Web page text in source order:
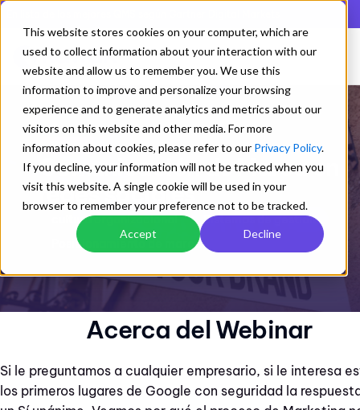
This website stores cookies on your computer, which are
used to collect information about your interaction with our
website and allow us to remember you. We use this
information to improve and personalize your browsing
experience and to generate analytics and metrics about our
visitors on this website and other media. For more
information about cookies, please refer to our Privacy Policy.
If you decline, your information will not be tracked when you
visit this website. A single cookie will be used in your
browser to remember your preference not to be tracked.
Accept Decline
Webinar
Comunicación de Marca en
redes sociales
cultura organizacional
Sistemas de gestión
Posicionamiento de marca
Acerca del Webinar
Si le preguntamos a cualquier empresario, si le interesa
los primeros lugares de Google con seguridad la